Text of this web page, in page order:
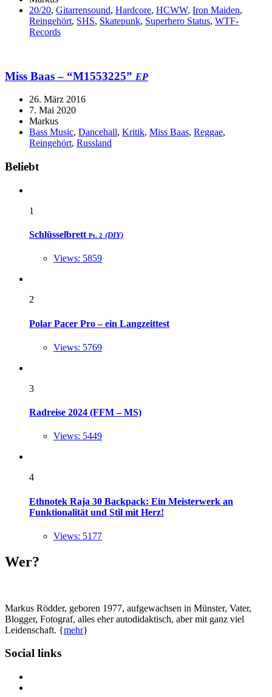
20/20, Gitarrensound, Hardcore, HCWW, Iron Maiden,
Reingehört, SHS, Skatepunk, Superhero Status, WTF-
Records
Miss Baas – “M1553225” EP
26. März 2016
7. Mai 2020
Markus
Bass Music, Dancehall, Kritik, Miss Baas, Reggae,
Reingehört, Russland
Widgets
Beliebt
1
Schlüsselbrett Pt. 2 (DIY)
Views: 5859
2
Polar Pacer Pro – ein Langzeittest
Views: 5769
3
Radreise 2024 (FFM – MS)
Views: 5449
4
Ethnotek Raja 30 Backpack: Ein Meisterwerk an
Funktionalität und Stil mit Herz!
Views: 5177
Wer?
Markus Rödder, geboren 1977, aufgewachsen in Münster, Vater,
Blogger, Fotograf, alles eher autodidaktisch, aber mit ganz viel
Leidenschaft. {mehr}
Social links